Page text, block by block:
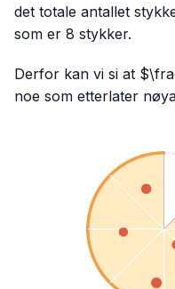
det totale antallet
som er 8 stykker.
Derfor kan vi si at
noe som etterlater